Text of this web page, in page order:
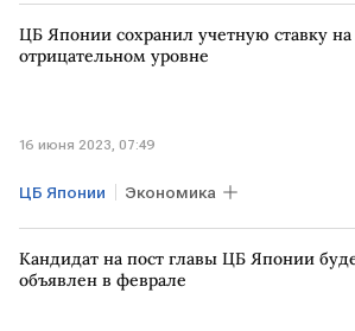
ЦБ Японии сохранил учетную ставку на
отрицательном уровне
16 июня 2023, 07:49
ЦБ Японии Экономика
Кандидат на пост главы ЦБ Японии
объявлен в феврале